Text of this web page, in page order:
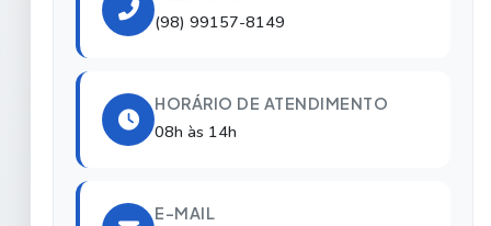
(98) 99157-8149
HORÁRIO DE ATENDIMENTO
08h às 14h
E-MAIL